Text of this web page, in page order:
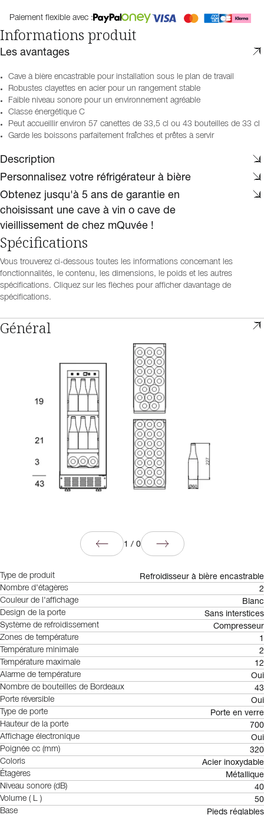
Paiement flexible avec :
Informations produit
Les avantages
Cave à bière encastrable pour installation sous le plan de travail
Robustes clayettes en acier pour un rangement stable
Faible niveau sonore pour un environnement agréable
Classe énergétique C
Peut accueillir environ 57 canettes de 33,5 cl ou 43 bouteilles de 33 cl
Garde les boissons parfaitement fraîches et prêtes à servir
Description
Personnalisez votre réfrigérateur à bière
Obtenez jusqu'à 5 ans de garantie en
choisissant une cave à vin o cave de
vieillissement de chez mQuvée !
Spécifications
Vous trouverez ci-dessous toutes les informations concernant les
fonctionnalités, le contenu, les dimensions, le poids et les autres
spécifications. Cliquez sur les flèches pour afficher davantage de
spécifications.
Général
1 / 0
Type de produit Refroidisseur à bière encastrable
Nombre d'étagères 2
Couleur de l'affichage Blanc
Design de la porte Sans interstices
Système de refroidissement Compresseur
Zones de température 1
Température minimale 2
Température maximale 12
Alarme de température Oui
Nombre de bouteilles de Bordeaux 43
Porte réversible Oui
Type de porte Porte en verre
Hauteur de la porte 700
Affichage électronique Oui
Poignée cc (mm) 320
Coloris Acier inoxydable
Étagères Métallique
Niveau sonore (dB) 40
Volume ( L ) 50
Base Pieds réglables